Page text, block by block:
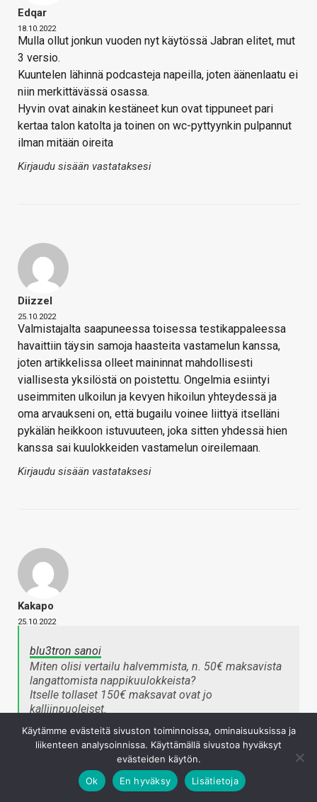
Edqar
18.10.2022
Mulla ollut jonkun vuoden nyt käytössä Jabran elitet, mut
3 versio.
Kuuntelen lähinnä podcasteja napeilla, joten äänenlaatu ei
niin merkittävässä osassa.
Hyvin ovat ainakin kestäneet kun ovat tippuneet pari
kertaa talon katolta ja toinen on wc-pyttyynkin pulpannut
ilman mitään oireita
Kirjaudu sisään vastataksesi
Diizzel
25.10.2022
Valmistajalta saapuneessa toisessa testikappaleessa
havaittiin täysin samoja haasteita vastamelun kanssa,
joten artikkelissa olleet maininnat mahdollisesti
viallisesta yksilöstä on poistettu. Ongelmia esiintyi
useimmiten ulkoilun ja kevyen hikoilun yhteydessä ja
oma arvaukseni on, että bugailu voinee liittyä itselläni
pykälän heikkoon istuvuuteen, joka sitten yhdessä hien
kanssa sai kuulokkeiden vastamelun oireilemaan.
Kirjaudu sisään vastataksesi
Kakapo
25.10.2022
blu3tron sanoi
Miten olisi vertailu halvemmista, n. 50€ maksavista
langattomista nappikuulokkeista?
Itselle tollaset 150€ maksavat ovat jo
kalliinpuoleiset.
Tämä vain oman kokemukseni perusteella sanottuna,
omat napit 249€ ja tuntuvat rahan arvoisilta joka tasolla.
Käytämme evästeitä sivuston toiminnoissa, ominaisuuksissa ja
liikenteen analysoinnissa. Käyttämällä sivustoa hyväksyt
evästeiden käytön.
Ok
En hyväksy Lisätietoja